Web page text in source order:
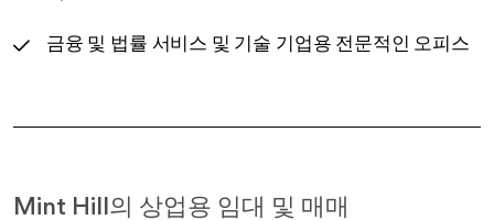
금융 및 법률 서비스 및 기술 기업용 전문적인 오피스
Mint Hill의 상업용 임대 및 매매